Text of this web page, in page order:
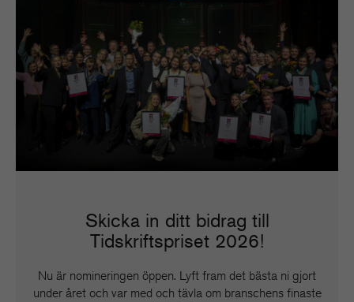
Skicka in ditt bidrag till
Tidskriftspriset 2026!
Nu är nomineringen öppen. Lyft fram det bästa ni gjort
under året och var med och tävla om branschens finaste